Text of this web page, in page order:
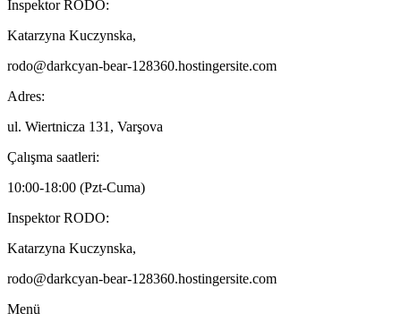
Inspektor RODO:
Katarzyna Kuczynska,
rodo@darkcyan-bear-128360.hostingersite.com
Adres:
ul. Wiertnicza 131, Varşova
Çalışma saatleri:
10:00-18:00 (Pzt-Cuma)
Inspektor RODO:
Katarzyna Kuczynska,
rodo@darkcyan-bear-128360.hostingersite.com
Menü